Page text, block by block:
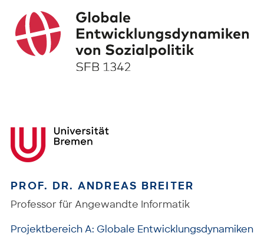
PROF. DR. ANDREAS BREITER
Professor für Angewandte Informatik
Projektbereich A: Globale Entwicklungsdynamiken